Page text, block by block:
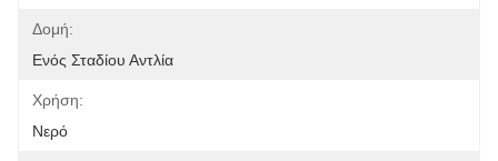
Δομή:
Ενός Σταδίου Αντλία
Χρήση:
Νερό